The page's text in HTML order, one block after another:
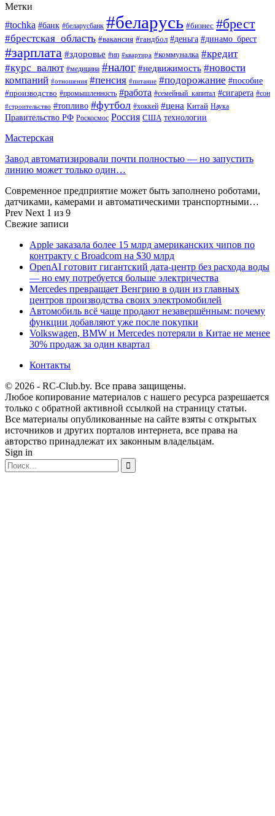
Метки
#tochka #банк #беларусбанк #беларусь #бизнес #брест
#брестская_область #вакансия #гандбол #деньга #динамо_брест
#зарплата #здоровье #ип #квартира #коммуналка #кредит
#курс_валют #медицина #налог #недвижимость #новости
компаний #отношения #пенсия #питание #подорожание #пособие
#производство #промышленность #работа #семейный_капитал #сигарета #сон
#строительство #топливо #футбол #хоккей #цена Китай Наука
Правительство РФ Роскосмос Россия США технологии
Мастерская
Завод автоматизировали почти полностью — но запустить
линию может только один…
Современное предприятие может быть заполнено роботами,
датчиками, камерами и автоматическими транспортными…
Prev Next 1 из 9
Свежие записи
Apple заказала более 15 млрд американских чипов по
контракту с Broadcom на $30 млрд
OpenAI готовит гигантский дата-центр без расхода воды
— но ему потребуется больше электричества
Mercedes превращает Венгрию в один из главных
центров производства своих электромобилей
Автомобиль всё чаще продают незавершённым: почему
функции добавляют уже после покупки
Volkswagen, BMW и Mercedes потеряли в Китае не менее
30% продаж за один квартал
Контакты
© 2026 - RC-Club.by. Все права защищены.
Любое копирование материалов с нашего ресурса разрешается
только с обратной активной ссылкой на страницу статьи.
Все материалы опубликованные на сайте взяты с открытых
источников и других порталов интернета, все права на
авторство принадлежат их законным владельцам.
Sign in